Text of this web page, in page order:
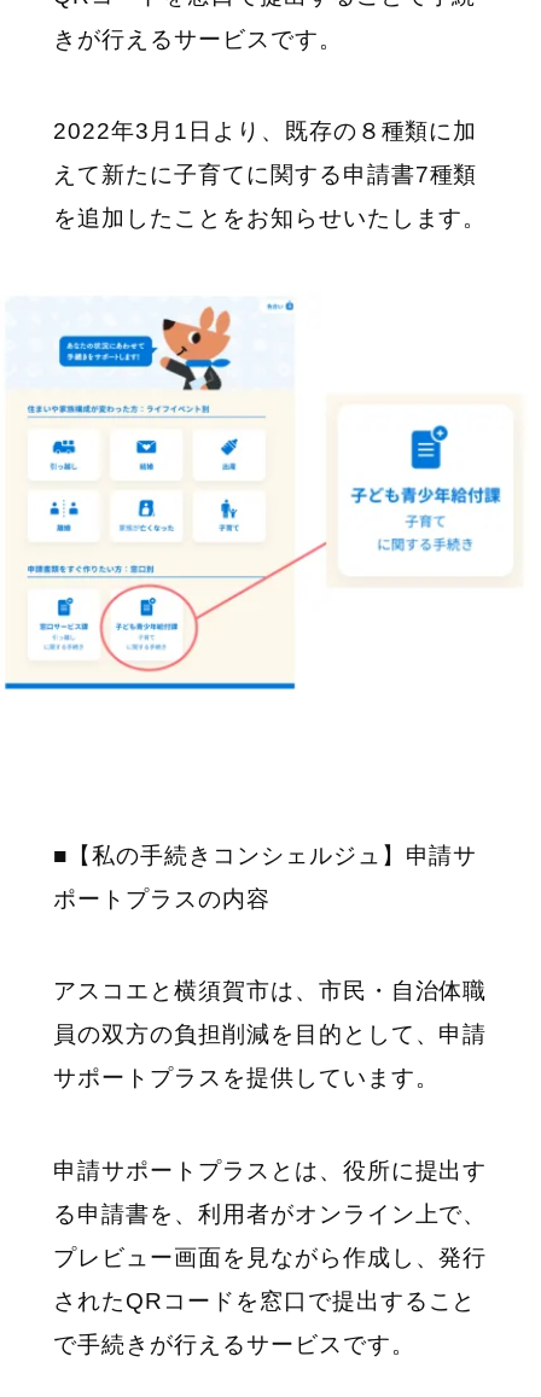
きが行えるサービスです。
2022年3 月1 日より、既存の８種類に加
えて新たに子育てに関する申請書7種類
を追加したことをお知らせいたします。
■【私の手続きコンシェルジュ】申請サ
ポートプラスの内容
アスコエと横須賀市は、市民・自治体職
員の双方の負担削減を目的として、申請
サポートプラスを提供しています。
申請サポートプラスとは、役所に提出す
る申請書を、利用者がオンライン上で、
プレビュー画面を見ながら作成し、発行
されたQR コードを窓口で提出すること
で手続きが行えるサービスです。